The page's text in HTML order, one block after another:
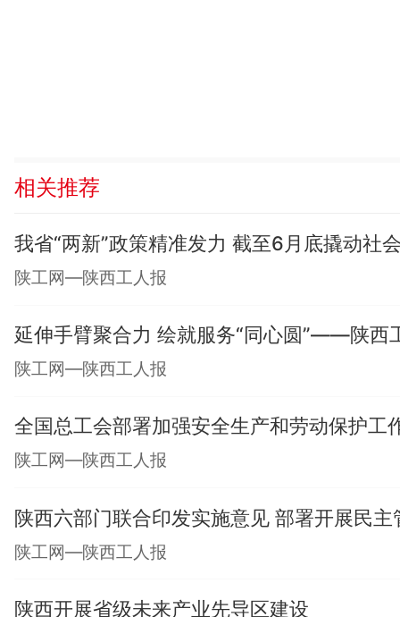
相关推荐
我省“两新”政策精准发力 截至6月底撬动社
陕工网—陕西工人报
延伸手臂聚合力 绘就服务“同心圆”——陕西
陕工网—陕西工人报
全国总工会部署加强安全生产和劳动保护工
陕工网—陕西工人报
陕西六部门联合印发实施意见 部署开展民主
陕工网—陕西工人报
陕西开展省级未来产业先导区建设